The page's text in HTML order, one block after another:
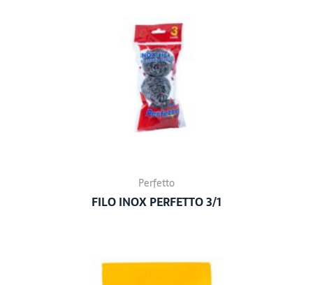
Perfetto
FILO INOX PERFETTO 3/1